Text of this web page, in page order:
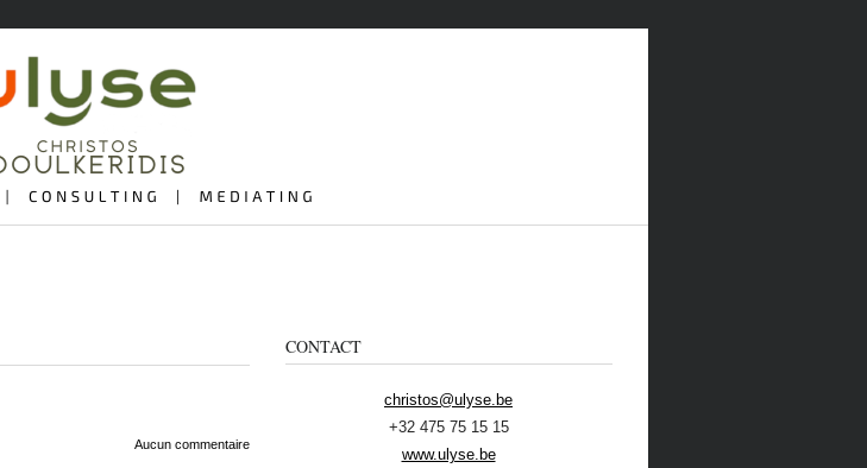
QUI SUIS-JE ? ECOLO
Aucun commentaire
CONTACT
christos@ulyse.be
+32 475 75 15 15
www.ulyse.be